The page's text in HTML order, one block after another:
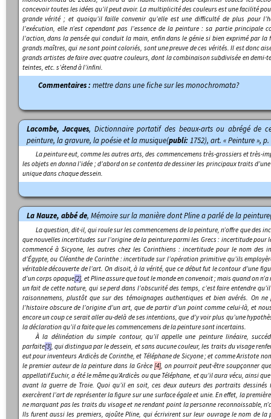
concevoir toutes les idées qu’il peut avoir. La multiplicité des couleurs est une facilité
grande vérité ; et quoiqu’il faille convenir qu’elle est une difficulté de plus pour
l’exécution, elle n’est cependant pas l’essence de la peinture : sa partie principale
l’action, dans la pensée qui conduit la main, enfin dans le génie si bien exprimé par la
grands maîtres, qui ne sont point coloriés, sont une preuve de ces vérités. Il est donc
grands artistes de faire avec quatre couleurs, dont la combinaison subdivisée en demi-
teintes, etc. s’étend à l’infini.
Commentaires : mettre dans une fiche sur les monochromata?
Lacombe, Jacques, Dictionnaire portatif des beaux-arts ou abrégé de
peinture, la gravure, la poésie et la musique(publi: 1752), art. « Peinture »,
La peinture eut, comme les autres arts, des commencemens très-grossiers et très-
les objets en donna l’idée ; d’abord on se contenta de dessiner les principaux traits
unique dans chaque dessein.
La Nauze, abbé de, Mémoire sur la manière dont Pline a parlé de la peinture
La question, dit-il, qui roule sur les commencemens de la peinture, n’offre que des
que nouvelles incertitudes sur l’origine de la peinture parmi les Grecs : incertitude pour
commencé à Sicyone, les autres chez les Corinthiens : incertitude pour le nom des
d’Égypte, ou Cléanthe de Corinthe : incertitude sur l’opération primitive qu’ils
véritable découverte de l’art. On disoit, à la vérité, que ce début fut le contour d’une
d’un corps opaque[2], et Pline assure que tout le monde en convenoit ; mais quand on
un fait de cette nature, qui se perd dans l’obscurité des temps, c’est faire entendre
raisonnemens, plustôt que sur des témoignages authentiques et bien avérés. On
l’histoire obscure de l’origine d’un art, que de partir d’un point comme celui-là, et
encore un coup ce serait aller au-delà de ses intentions, que d’y voir plus qu’une
la déclaration qu’il a faite que les commencemens de la peinture sont incertains.
À la délinéation du simple contour, qu’il appelle une peinture linéaire,
parfaite[3], qui distingua par le dessein, et sans aucune couleur, les traits du visage
eut pour inventeurs Ardicès de Corinthe, et Téléphane de Sicyone ; et comme Aristote
le premier auteur de la peinture dans la Grèce[4], on pourroit peut-être soupçonner
appellatifEuchir, a été le même qu’Ardicès ou que Téléphane, et qu’il aura vécu, ainsi
avant la guerre de Troie. Quoi qu’il en soit, ces deux auteurs des portraits
exercèrent l’art de représenter la figure sur une surface égale et unie. En effet, la
ne marquant pas les traits du visage et ne rendant point la personne reconnoissable,
Ils furent aussi les premiers, ajoûte Pline, qui écrivirent sur leur ouvrage le nom de la